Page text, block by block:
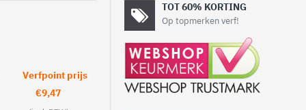
Verfpoint prijs
€9,47
TOT 60% KORTING
Op topmerken verf!